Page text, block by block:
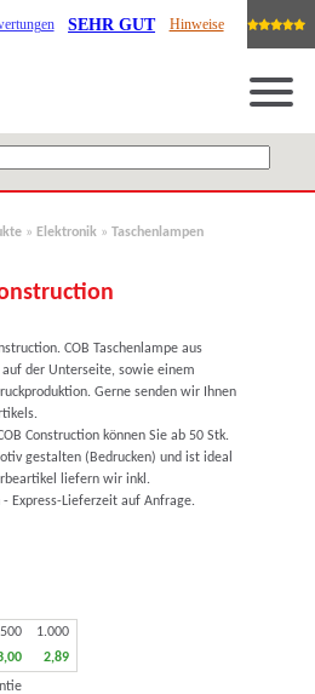
SEHR GUT Hinweise
» Elektronik » Taschenlampen
COB Taschenlampe aus
der Unterseite, sowie einem
Gerne senden wir Ihnen
Construction können Sie ab 50 Stk.
gestalten (Bedrucken) und ist ideal
liefern wir inkl.
Express-Lieferzeit auf Anfrage.
500
1.000
2,89